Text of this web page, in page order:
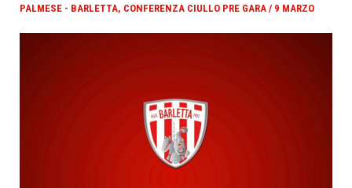
PALMESE - BARLETTA, CONFERENZA CIULLO PRE GARA / 9 MARZO